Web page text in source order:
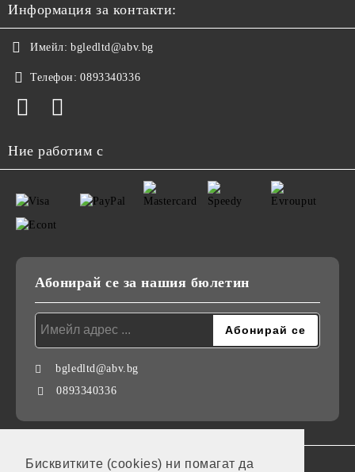
Бисквитките (cookies) ни помагат да
Информация за контакти:
Имейл: bgledltd@abv.bg
Телефон: 0893340336
Ние работим с
Абонирай се за нашия бюлетин
bgledltd@abv.bg
0893340336
GDPR